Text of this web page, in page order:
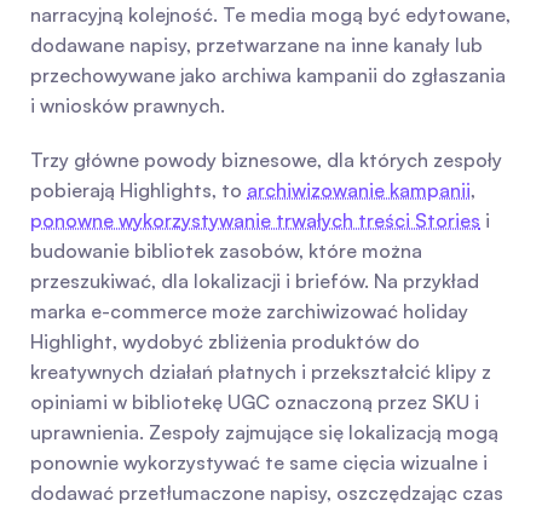
narracyjną kolejność. Te media mogą być edytowane,
dodawane napisy, przetwarzane na inne kanały lub
przechowywane jako archiwa kampanii do zgłaszania
i wniosków prawnych.
Trzy główne powody biznesowe, dla których zespoły
pobierają Highlights, to archiwizowanie kampanii
ponowne wykorzystywanie trwałych treści Stories i
budowanie bibliotek zasobów, które można
przeszukiwać, dla lokalizacji i briefów. Na przykład
marka e-commerce może zarchiwizować holiday
Highlight, wydobyć zbliżenia produktów do
kreatywnych działań płatnych i przekształcić klipy z
opiniami w bibliotekę UGC oznaczoną przez SKU i
uprawnienia. Zespoły zajmujące się lokalizacją mogą
ponownie wykorzystywać te same cięcia wizualne i
dodawać przetłumaczone napisy, oszczędzając czas